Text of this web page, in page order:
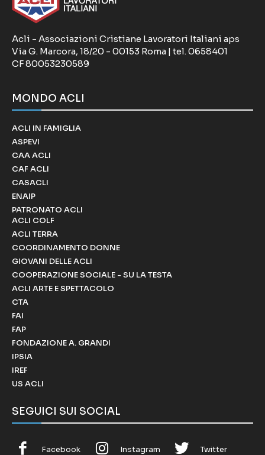
Acli - Associazioni Cristiane Lavoratori Italiani aps
Via G. Marcora, 18/20 - 00153 Roma | tel. 0658401
CF 80053230589
MONDO ACLI
ACLI IN FAMIGLIA
ASPEVI
CAA ACLI
CAF ACLI
CASACLI
ENAIP
PATRONATO ACLI
ACLI COLF
ACLI TERRA
COORDINAMENTO DONNE
GIOVANI DELLE ACLI
COOPERAZIONE SOCIALE - SU LA TESTA
ACLI ARTE E SPETTACOLO
CTA
FAI
FAP
FONDAZIONE A. GRANDI
IPSIA
IREF
US ACLI
SEGUICI SUI SOCIAL
Facebook Instagram Twitter